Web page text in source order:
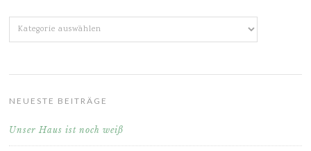
Kategorien
NEUESTE BEITRÄGE
Unser Haus ist noch weiß